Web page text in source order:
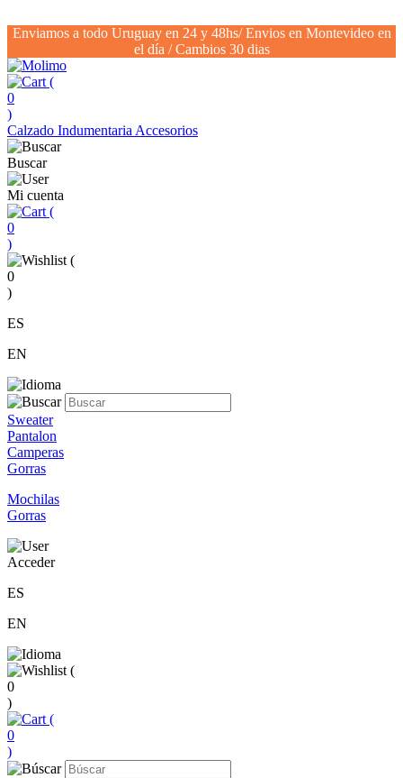
Enviamos a todo Uruguay en 24 y 48hs/ Envios en Montevideo en
el día / Cambios 30 dias
(
0
)
Calzado Indumentaria Accesorios
Buscar
Mi cuenta
(
0
)
(
0
)
ES
EN
Sweater
Pantalon
Camperas
Gorras
Mochilas
Gorras
Acceder
ES
EN
(
0
)
(
0
)